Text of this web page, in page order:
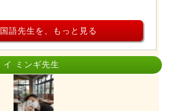
語先生を、もっと見る
イ ミンギ先生